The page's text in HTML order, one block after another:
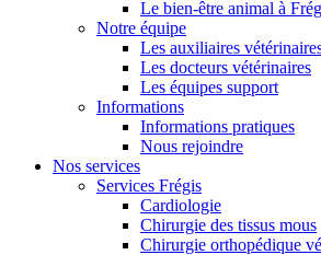
Le bien-être animal à
Notre équipe
Les auxiliaires
Les docteurs vétérinaires
Les équipes support
Informations
Informations pratiques
Nous rejoindre
Nos services
Services Frégis
Cardiologie
Chirurgie des tissus mous
Chirurgie orthopédique